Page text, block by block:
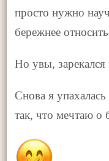
просто нужно
бережнее
Но увы, зарекался
Снова я
так, что мечтаю о